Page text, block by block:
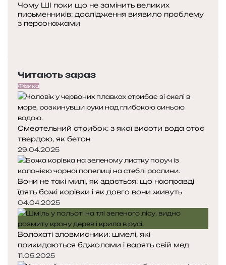
н
о
в
р
з
о
н
т
е
н
н
о
ї
т
е
р
а
п
і
Чому ШІ поки що не замінить великих
письменників: дослідження виявило проблему
з персонажами
р
е
д
н
я
с
т
о
р
і
н
к
а
т
у
п
н
а
с
т
о
р
і
н
к
а
Читають зараз
Фізика
Смертельний стрибок: з якої висоти вода стає
твердою, як бетон
29.04.2025
Вони не такі милі, як здається: що насправді
їдять божі корівки і як довго вони живуть
04.04.2025
Волохаті зловмисники: шмелі, які
прикидаються бджолами і варять свій мед
11.05.2025